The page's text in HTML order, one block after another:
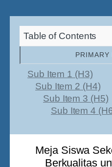
Table of Contents
Sub Item 1 (H3)
Sub Item 2 (H4)
Sub Item 3 (H5)
Sub Item 4
Meja Siswa
Berkualitas